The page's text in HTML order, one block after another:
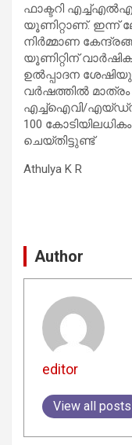
ഫാക്ടറി
യൂണിറ്റാണ്. ഇന്ന്
നിര്‍മ്മാണ
യൂണിറ്റിന്
ഉല്‍പ്പാദന
വര്‍ഷത്തില്‍
എച്ച്‌ഐവി/എയ്ഡ്‌സ്
100
ചെയ്തിട്ടുണ്ട്
Athulya K R
Author
editor
View all posts